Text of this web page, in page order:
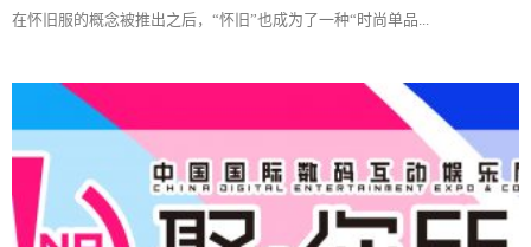
在怀旧服的概念被推出之后，“怀旧”也成为了一种“时尚单品...